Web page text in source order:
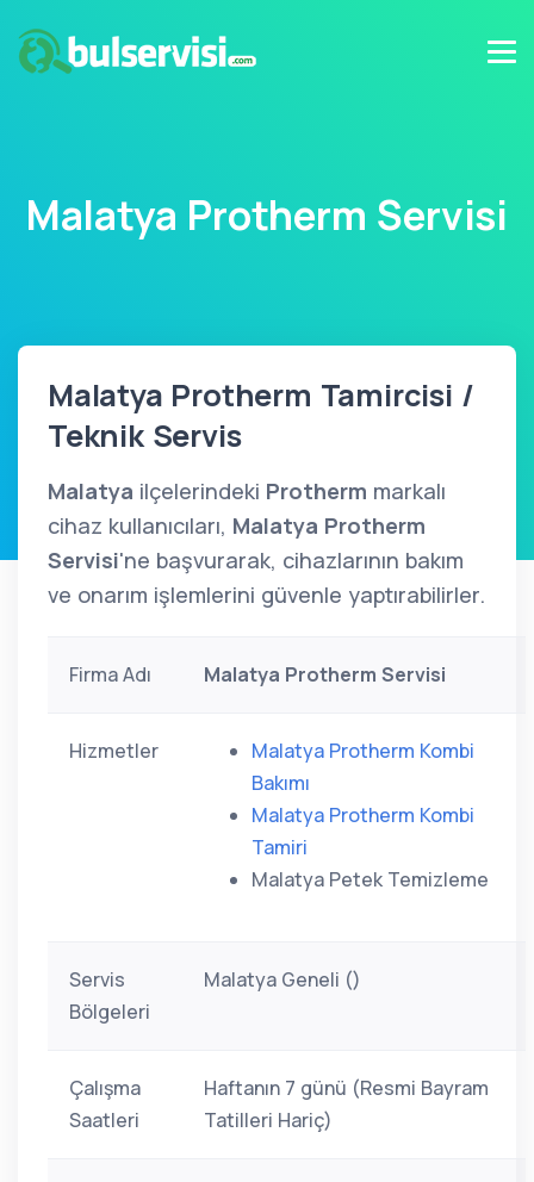
Malatya Protherm Servisi
Malatya Protherm Tamircisi /
Teknik Servis
Malatya ilçelerindeki Protherm markalı
cihaz kullanıcıları, Malatya Protherm
Servisi'ne başvurarak, cihazlarının bakım
ve onarım işlemlerini güvenle yaptırabilirler.
Firma Adı Malatya Protherm Servisi
Hizmetler
Malatya Protherm Kombi
Bakımı
Malatya Protherm Kombi
Tamiri
Malatya Petek Temizleme
Servis
Bölgeleri
Malatya Geneli ()
Çalışma
Saatleri
Haftanın 7 günü (Resmi Bayram
Tatilleri Hariç)